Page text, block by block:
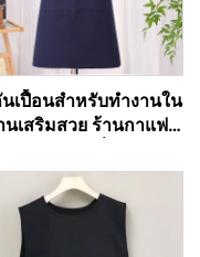
เปื้อนสำหรับทำงานใน
นเสริมสวย ร้านกาแฟ
น ช่างทำผม บาริสต้า
ากโพลีเอสเตอร์ผสมฝ้าย
ณภาพสูง แบบไขว้หลัง
(Cross Back)